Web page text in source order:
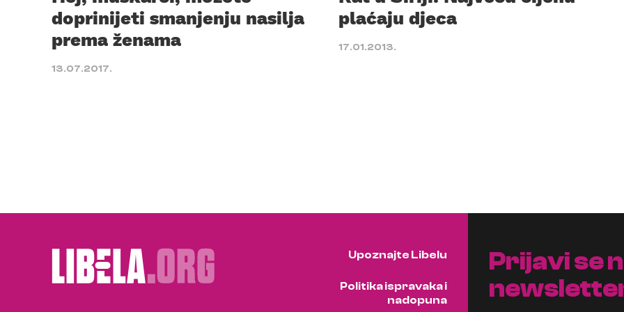
doprinijeti smanjenju nasilja
prema ženama
13.07.2017.
plaćaju djeca
17.01.2013.
Upoznajte Libelu
Politika ispravaka i
nadopuna
Prijavi se